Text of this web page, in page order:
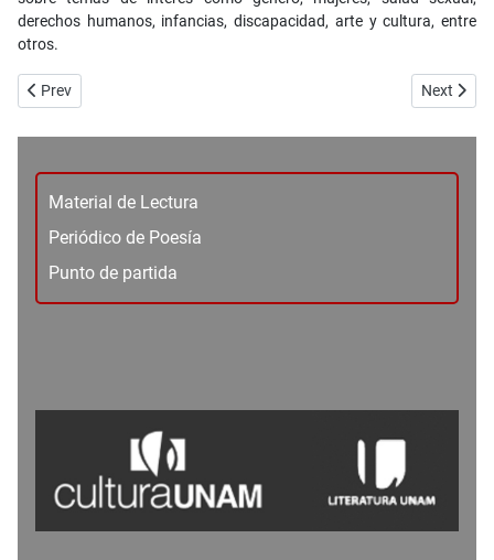
Material de Lectura
Periódico de Poesía
Punto de partida
derechos humanos, infancias, discapacidad, arte y cultura, entre
otros.
Previous article: No. 100_Crónica - La marcha LGBT+ regresa a las
Prev Next
Next